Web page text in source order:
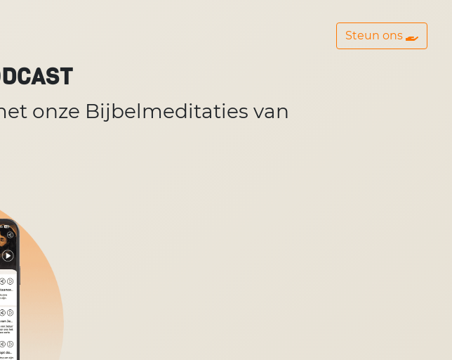
Steun ons
onze Bijbelmeditaties van